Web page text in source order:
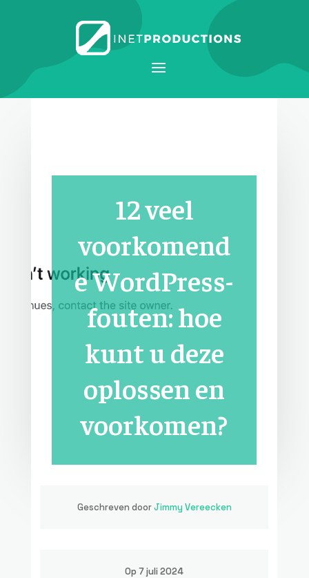
12 veel
voorkomend
e WordPress-
fouten: hoe
kunt u deze
oplossen en
voorkomen?
Geschreven doorJimmy Vereecken
Op 7 juli 2024